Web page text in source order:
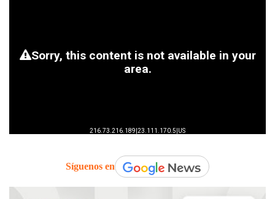
Síguenos en